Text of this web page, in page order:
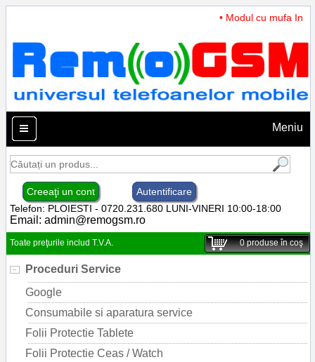
• Modul cu mufa
Meniu
Creeaţi un cont
Autentificare
Telefon: PLOIESTI - 0720.231.680 LUNI-VINERI 10:00-18:00
Email: admin@remogsm.ro
Toate preţurile includ T.V.A. 0produse în coş
Proceduri Service
Google
Consumabile si aparatura service
Folii Protectie Tablete
Folii Protectie Ceas / Watch